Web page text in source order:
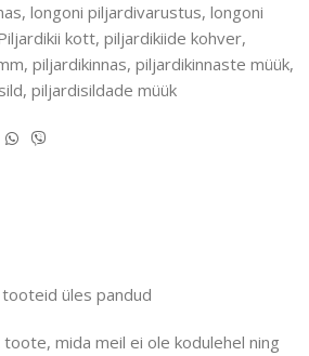
, longoni piljardivarustus, longoni
kott, piljardikiide kohver,
, piljardikinnas, piljardikinnaste müük,
, piljardisildade müük
üles pandud
mida meil ei ole kodulehel ning